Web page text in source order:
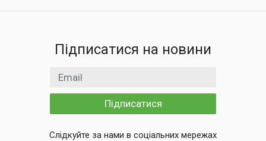
Підписатися на новини
Email
Підписатися
Слідкуйте за нами в соціальних мережах